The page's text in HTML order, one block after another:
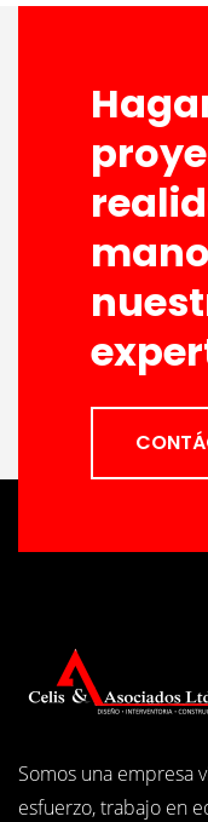
Somos una empresa
esfuerzo, trabajo en